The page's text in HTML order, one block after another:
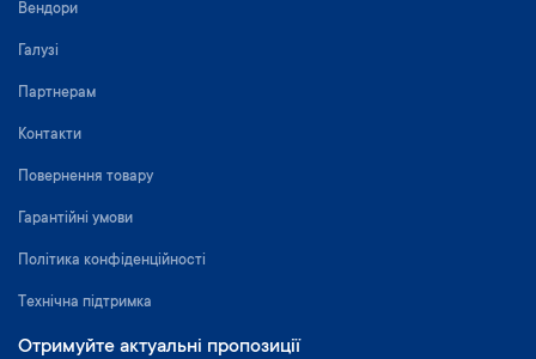
Вендори
Галузі
Партнерам
Контакти
Повернення товару
Гарантійні умови
Політика конфіденційності
Технічна підтримка
Отримуйте актуальні пропозиції